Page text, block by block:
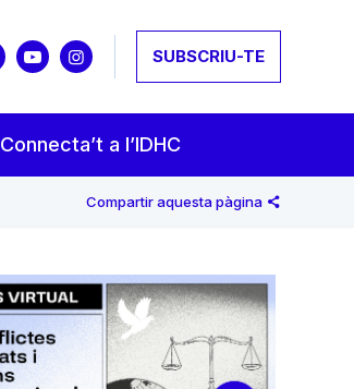
SUBSCRIU-TE
Connecta’t a l’IDHC
Compartir aquesta pàgina